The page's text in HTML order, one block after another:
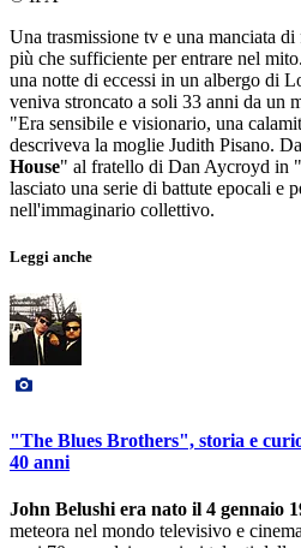
Una trasmissione tv e una manciata
più che sufficiente per entrare nel
una notte di eccessi in un albergo di
veniva stroncato a soli 33 anni da un
"Era sensibile e visionario, una
descriveva la moglie Judith Pisano.
House" al fratello di Dan Aycroyd in "
lasciato una serie di battute epocali e
nell'immaginario collettivo.
Leggi anche
"The Blues Brothers", storia e
40 anni
John Belushi era nato il 4 gennaio
meteora nel mondo televisivo e